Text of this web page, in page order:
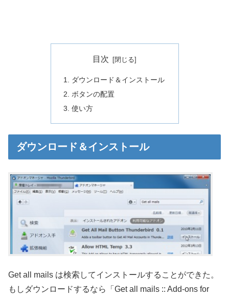
目次
ダウンロード＆インストール
ボタンの配置
使い方
ダウンロード＆インストール
Get all mails は検索してインストールすることができた。
もしダウンロードするなら「Get all mails :: Add-ons for